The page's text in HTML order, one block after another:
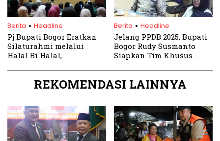
Berita . Headline
Pj Bupati Bogor Eratkan
Silaturahmi melalui
Halal Bi Halal,
2024″
Berita . Headline
Jelang PPDB 2025, Bupati
Bogor Rudy Susmanto
Siapkan Tim Khusus
REKOMENDASI LAINNYA